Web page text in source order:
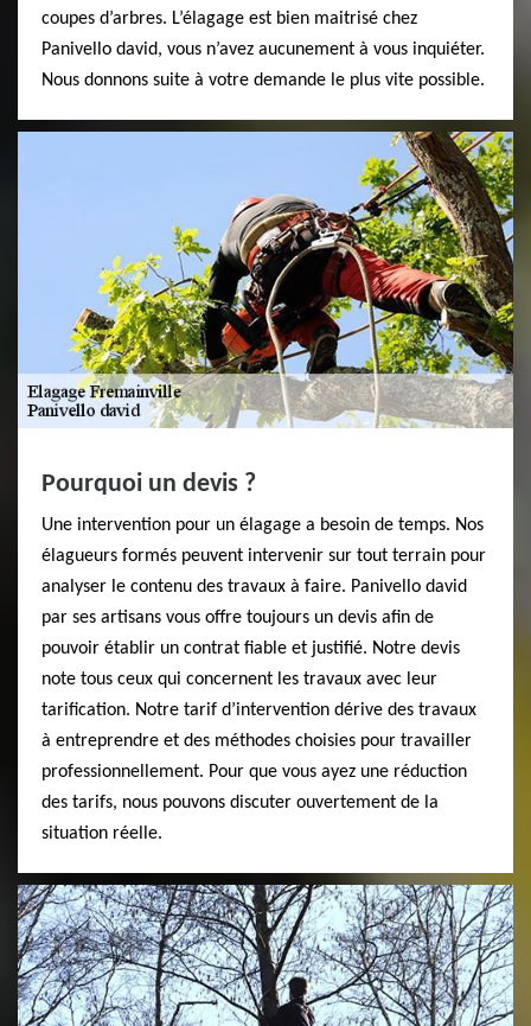
coupes d’arbres. L’élagage est bien maitrisé chez
Panivello david, vous n’avez aucunement à vous inquiéter.
Nous donnons suite à votre demande le plus vite possible.
Pourquoi un devis ?
Une intervention pour un élagage a besoin de temps. Nos
élagueurs formés peuvent intervenir sur tout terrain pour
analyser le contenu des travaux à faire. Panivello david
par ses artisans vous offre toujours un devis afin de
pouvoir établir un contrat fiable et justifié. Notre devis
note tous ceux qui concernent les travaux avec leur
tarification. Notre tarif d’intervention dérive des travaux
à entreprendre et des méthodes choisies pour travailler
professionnellement. Pour que vous ayez une réduction
des tarifs, nous pouvons discuter ouvertement de la
situation réelle.